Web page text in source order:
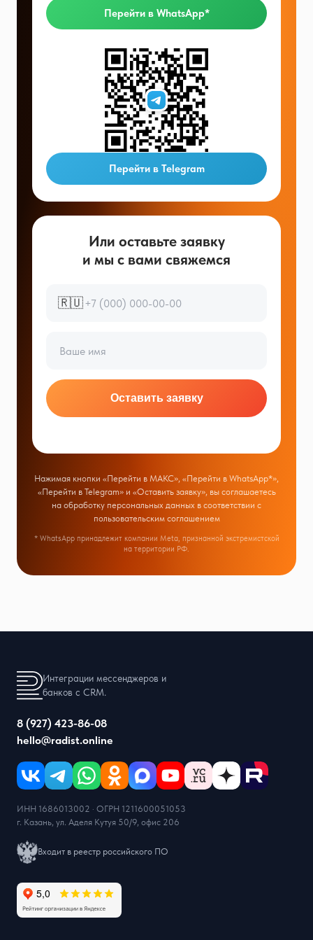
Перейти в WhatsApp*
Перейти в Telegram
Или оставьте заявку
и мы с вами свяжемся
🇷🇺
Оставить заявку
Нажимая кнопки «Перейти в МАКС», «Перейти в WhatsApp*»,
«Перейти в Telegram» и «Оставить заявку», вы соглашаетесь
на обработку персональных данных в соответствии с
пользовательским соглашением
* WhatsApp принадлежит компании Meta, признанной экстремистской
на территории РФ.
Интеграции мессенджеров и
банков с CRM.
8 (927) 423-86-08
hello@radist.online
ИНН 1686013002 · ОГРН 1211600051053
г. Казань, ул. Аделя Кутуя 50/9, офис 206
Входит в реестр российского ПО